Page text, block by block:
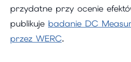
przydatne przy ocenie
publikuje badanie DC
przez WERC.